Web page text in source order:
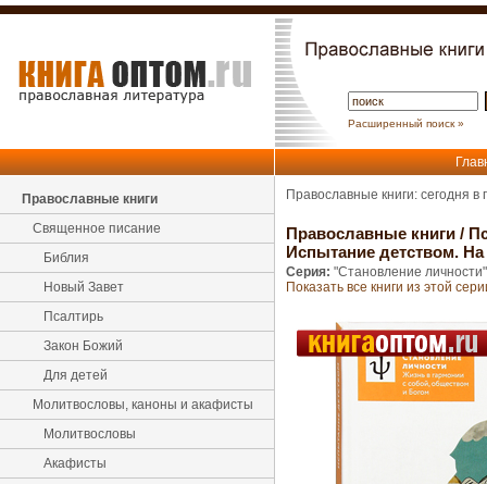
Расширенный поиск »
Православные книги
Священное писание
Библия
Новый Завет
Псалтирь
Закон Божий
Для детей
Молитвословы, каноны и акафисты
Молитвословы
Акафисты
Православные книги: сегодня
Православные книги /
Испытание детством.
Серия: "Становление личности"
Показать все книги из этой